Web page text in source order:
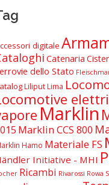
digitale
Catenaria
dello Stato
LiliputLima
Marklin
Marklin CCS 800
Hamo Materiale FS
Initiative - MHI
Ricambi Rivarossi Rowa